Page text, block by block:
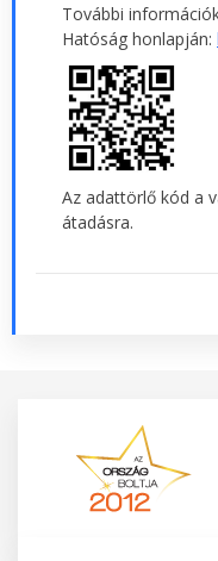
További
Hatóság honlapján:
Az adattörlő kód a
átadásra.